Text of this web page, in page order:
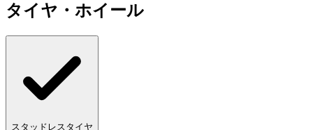
タイヤ・ホイール
スタッドレスタイヤ